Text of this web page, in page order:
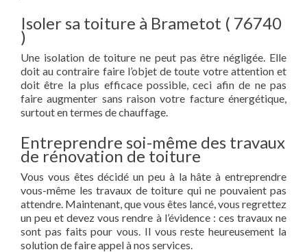
Isoler sa toiture à Brametot ( 76740
)
Une isolation de toiture ne peut pas être négligée. Elle
doit au contraire faire l’objet de toute votre attention et
doit être la plus efficace possible, ceci afin de ne pas
faire augmenter sans raison votre facture énergétique,
surtout en termes de chauffage.
Entreprendre soi-même des travaux
de rénovation de toiture
Vous vous êtes décidé un peu à la hâte à entreprendre
vous-même les travaux de toiture qui ne pouvaient pas
attendre. Maintenant, que vous êtes lancé, vous regrettez
un peu et devez vous rendre à l’évidence : ces travaux ne
sont pas faits pour vous. Il vous reste heureusement la
solution de faire appel à nos services.